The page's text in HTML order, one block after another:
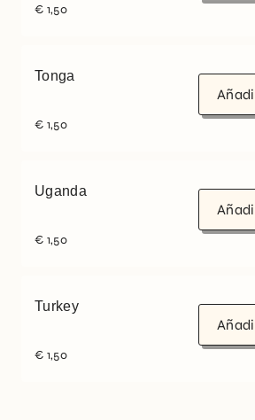
€ 1,50
Tonga
€ 1,50
Uganda
€ 1,50
Turkey
€ 1,50